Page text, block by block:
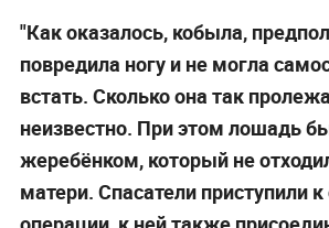
"Как оказалось, кобыла,
повредила ногу и не могла
встать. Сколько она так
неизвестно. При этом лошадь
жеребёнком, который не
матери. Спасатели приступили